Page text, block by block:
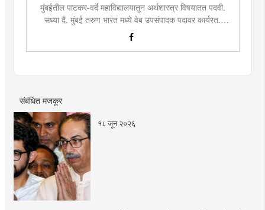
मुंबईतील पाटकर-वर्दे महाविद्यालयातून अर्थशास्त्र विषयातत पदवी.
सध्या दै. मुंबई तरुण भारत मध्ये वेब उपसंपादक पदावर कार्यरत.
लिखाण, वाचन आणि निवेदनाची विशेष आवड. मराठी साहित्य,
इतिहास, राजकारण, आणि मनोरंजन विषयांत रस. महाविद्यालयीन
संबंधित मजकूर
१८ जून २०२६